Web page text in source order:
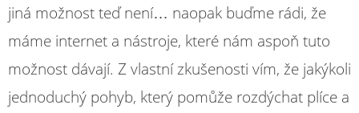
jiná možnost teď není… naopak buďme rádi, že
máme internet a nástroje, které nám aspoň tuto
možnost dávají. Z vlastní zkušenosti vím, že jakýkoli
jednoduchý pohyb, který pomůže rozdýchat plíce a